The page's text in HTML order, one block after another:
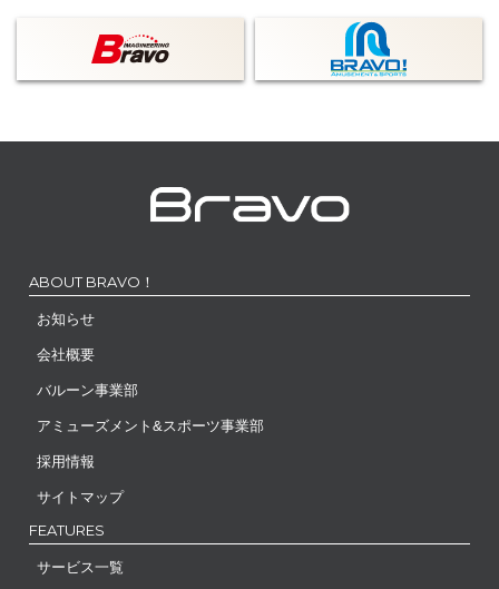
ABOUT BRAVO！
お知らせ
会社概要
バルーン事業部
アミューズメント&スポーツ事業部
採用情報
サイトマップ
FEATURES
サービス一覧